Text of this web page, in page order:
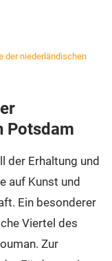
der niederländischen
Potsdam
der Erhaltung und
auf Kunst und
Ein besonderer
Viertel des
Zur